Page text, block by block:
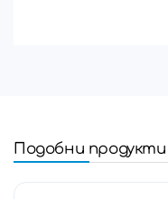
Подобни продукти